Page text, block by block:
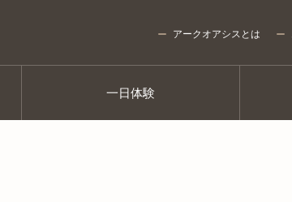
アークオアシスとは
一日体験